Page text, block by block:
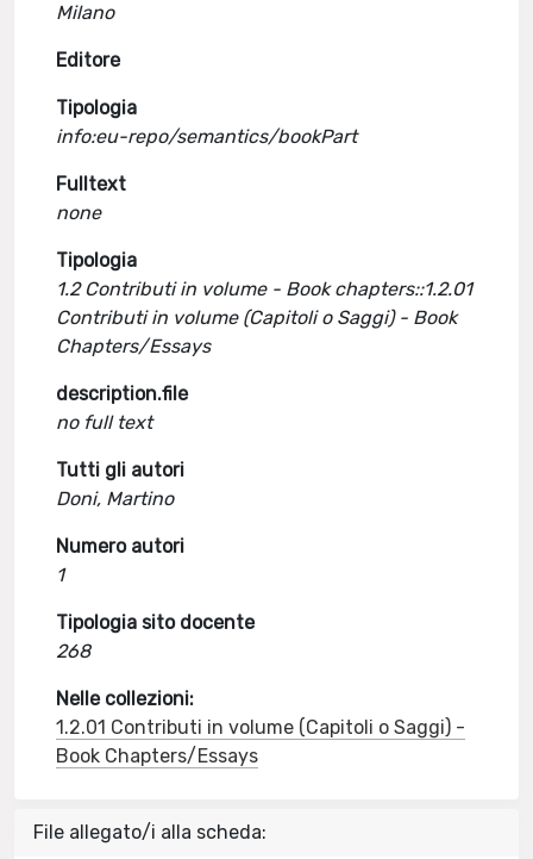
Milano
Editore
Tipologia
info:eu-repo/semantics/bookPart
Fulltext
none
Tipologia
1.2 Contributi in volume - Book chapters::1.2.01
Contributi in volume (Capitoli o Saggi) - Book
Chapters/Essays
description.file
no full text
Tutti gli autori
Doni, Martino
Numero autori
1
Tipologia sito docente
268
Nelle collezioni:
1.2.01 Contributi in volume (Capitoli o Saggi) -
Book Chapters/Essays
File allegato/i alla scheda: